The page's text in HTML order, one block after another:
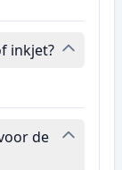
inkjet?
de